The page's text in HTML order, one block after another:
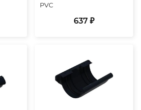
PVC
637 ₽